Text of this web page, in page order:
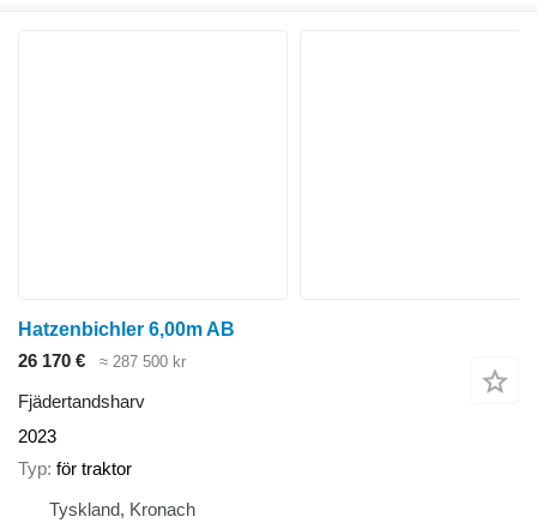
Hatzenbichler 6,00m AB
26 170 €
≈ 287 500 kr
Fjädertandsharv
2023
Typ för traktor
Tyskland, Kronach